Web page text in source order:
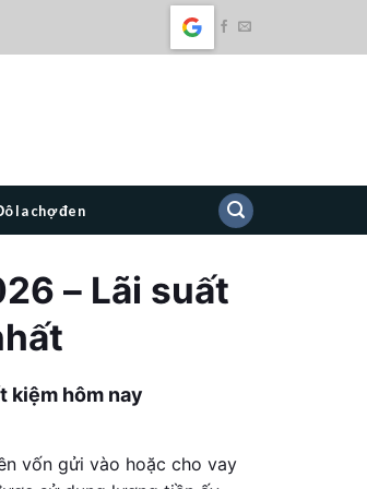
la chợ đen
– Lãi suất
kiệm hôm nay
vốn gửi vào hoặc cho vay